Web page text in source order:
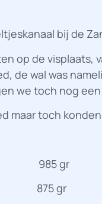
bij de
op de
de wal was
we toch nog
maar toch
985 gr
875 gr